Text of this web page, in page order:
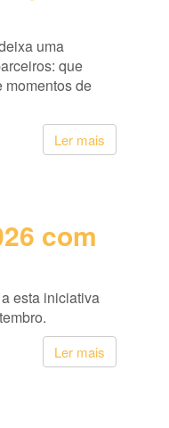
uma
que
momentos de
Ler mais
com
esta iniciativa
Ler mais